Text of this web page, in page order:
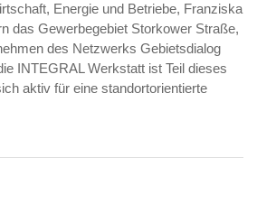
Energie und Betriebe, Franziska
das Gewerbegebiet Storkower Straße,
des Netzwerks Gebietsdialog
INTEGRAL Werkstatt ist Teil dieses
aktiv für eine standortorientierte